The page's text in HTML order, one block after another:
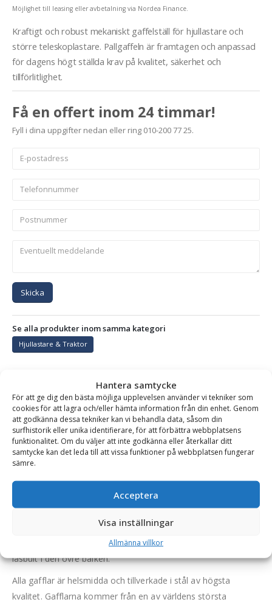
Hantera samtycke
För att ge dig den bästa möjliga upplevelsen använder vi tekniker som
cookies för att lagra och/eller hämta information från din enhet. Genom
att godkänna dessa tekniker kan vi behandla data, såsom din
surfhistorik eller unika identifierare, för att förbättra webbplatsens
funktionalitet. Om du väljer att inte godkänna eller återkallar ditt
samtycke kan det leda till att vissa funktioner på webbplatsen fungerar
sämre.
Acceptera
Visa inställningar
Allmänna villkor
Möjlighet till leasing eller avbetalning via Nordea Finance.
Kraftigt och robust mekaniskt gaffelställ för hjullastare och
större teleskoplastare. Pallgaffeln är framtagen och anpassad
för dagens högt ställda krav på kvalitet, säkerhet och
tillförlitlighet.
Få en offert inom 24 timmar!
Fyll i dina uppgifter nedan eller ring 010-200 77 25.
Skicka
Se alla produkter inom samma kategori
Hjullastare & Traktor
BESKRIVNING
Gaffelställ – mekaniskt, fäste Stora BM, kapacitet 5290
kg, rambredd 2000 mm, gaffellängd 1200 mm
för dagens högt ställda krav på kvalitet, säkerhet och
Gafflarna flyttas manuellt och låses fast i rätt läge med en
låsbult i den övre balken.
Alla gafflar är helsmidda och tillverkade i stål av högsta
kvalitet. Gafflarna kommer från en av världens största